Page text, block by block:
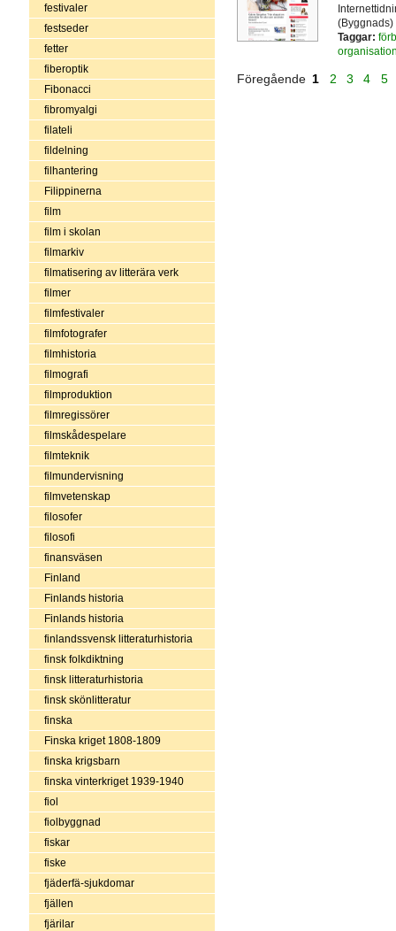
festivaler
festseder
fetter
fiberoptik
Fibonacci
fibromyalgi
filateli
fildelning
filhantering
Filippinerna
film
film i skolan
filmarkiv
filmatisering av litterära verk
filmer
filmfestivaler
filmfotografer
filmhistoria
filmografi
filmproduktion
filmregissörer
filmskådespelare
filmteknik
filmundervisning
filmvetenskap
filosofer
filosofi
finansväsen
Finland
Finlands historia
Finlands historia
finlandssvensk litteraturhistoria
finsk folkdiktning
finsk litteraturhistoria
finsk skönlitteratur
finska
Finska kriget 1808-1809
finska krigsbarn
finska vinterkriget 1939-1940
fiol
fiolbyggnad
fiskar
fiske
fjäderfä-sjukdomar
fjällen
fjärilar
(Byggnads)
Taggar:
Föregående 1 2 3 4 5